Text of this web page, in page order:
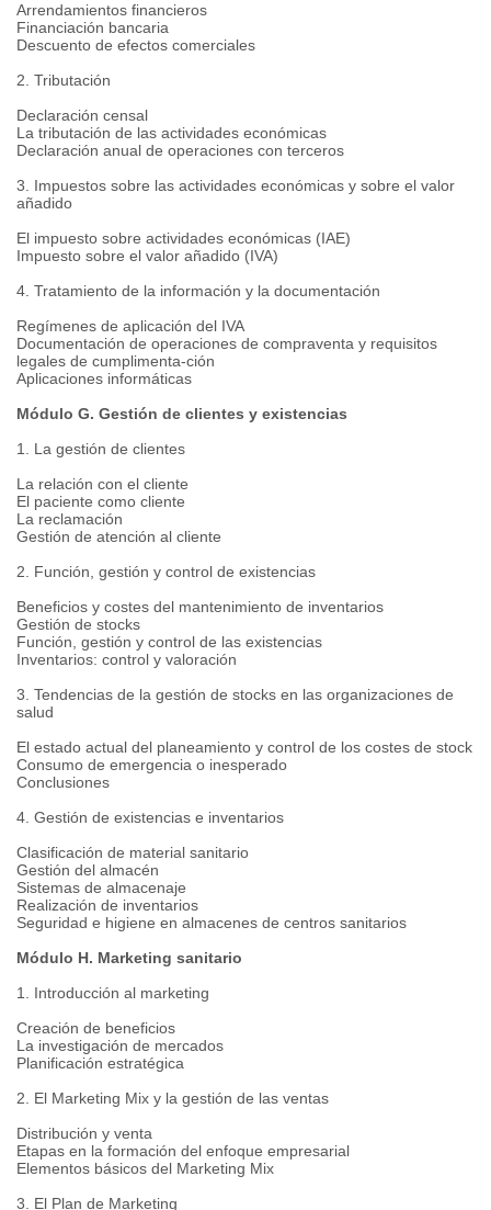
Arrendamientos financieros
Financiación bancaria
Descuento de efectos comerciales
2. Tributación
Declaración censal
La tributación de las actividades económicas
Declaración anual de operaciones con terceros
3. Impuestos sobre las actividades económicas y sobre el valor
añadido
El impuesto sobre actividades económicas (IAE)
Impuesto sobre el valor añadido (IVA)
4. Tratamiento de la información y la documentación
Regímenes de aplicación del IVA
Documentación de operaciones de compraventa y requisitos
legales de cumplimenta-ción
Aplicaciones informáticas
Módulo G. Gestión de clientes y existencias
1. La gestión de clientes
La relación con el cliente
El paciente como cliente
La reclamación
Gestión de atención al cliente
2. Función, gestión y control de existencias
Beneficios y costes del mantenimiento de inventarios
Gestión de stocks
Función, gestión y control de las existencias
Inventarios: control y valoración
3. Tendencias de la gestión de stocks en las organizaciones de
salud
El estado actual del planeamiento y control de los costes de stock
Consumo de emergencia o inesperado
Conclusiones
4. Gestión de existencias e inventarios
Clasificación de material sanitario
Gestión del almacén
Sistemas de almacenaje
Realización de inventarios
Seguridad e higiene en almacenes de centros sanitarios
Módulo H. Marketing sanitario
1. Introducción al marketing
Creación de beneficios
La investigación de mercados
Planificación estratégica
2. El Marketing Mix y la gestión de las ventas
Distribución y venta
Etapas en la formación del enfoque empresarial
Elementos básicos del Marketing Mix
3. El Plan de Marketing